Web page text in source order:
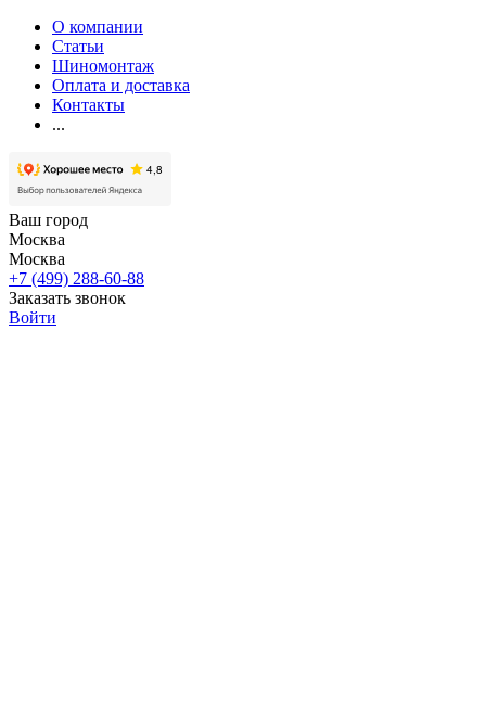
О компании
Статьи
Шиномонтаж
Оплата и доставка
Контакты
...
Ваш город
Москва
Москва
+7 (499) 288-60-88
Заказать звонок
Войти